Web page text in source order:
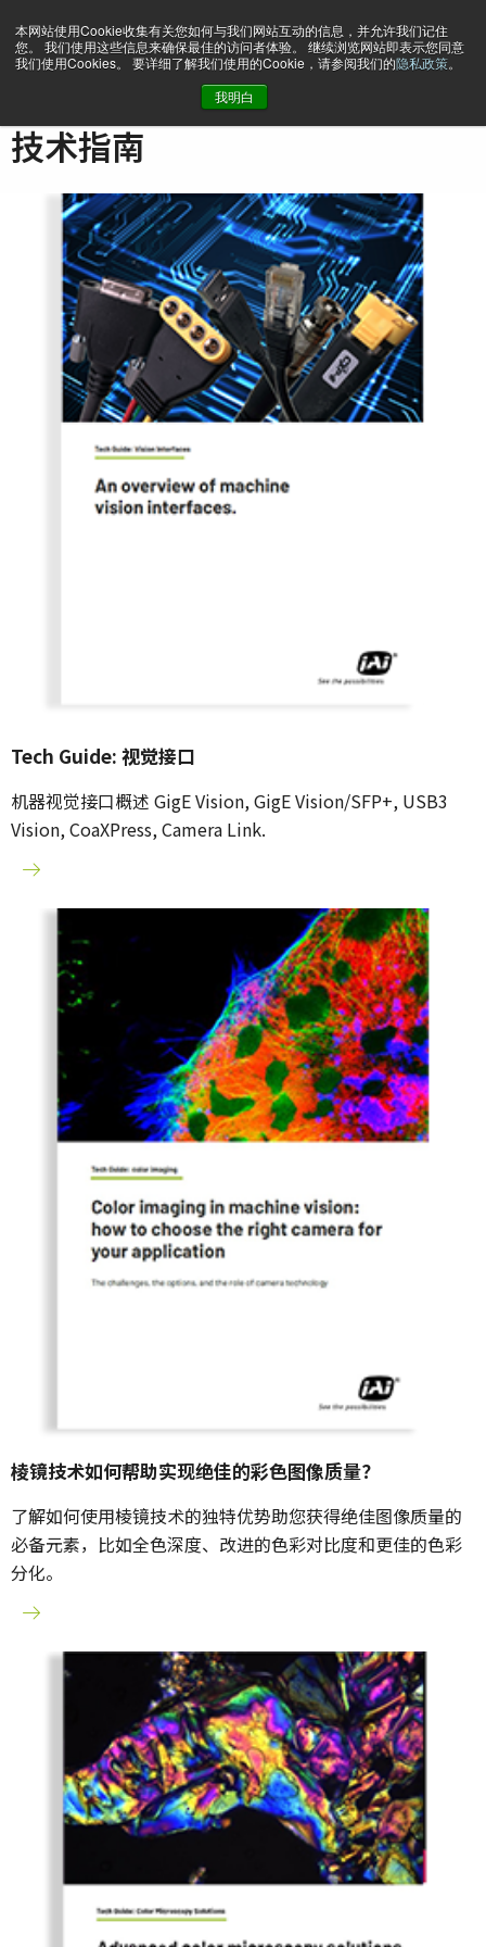
本网站使用Cookie收集有关您如何与我们网站互动的信息，并允许我们记住
您。 我们使用这些信息来确保最佳的访问者体验。 继续浏览网站即表示您同意
我们使用Cookies。 要详细了解我们使用的Cookie，请参阅我们的隐私政策。
我明白
技术指南
Tech Guide: 视觉接口
机器视觉接口概述 GigE Vision, GigE Vision/SFP+, USB3
Vision, CoaXPress, Camera Link.
棱镜技术如何帮助实现绝佳的彩色图像质量？
了解如何使用棱镜技术的独特优势助您获得绝佳图像质量的
必备元素，比如全色深度、改进的色彩对比度和更佳的色彩
分化。